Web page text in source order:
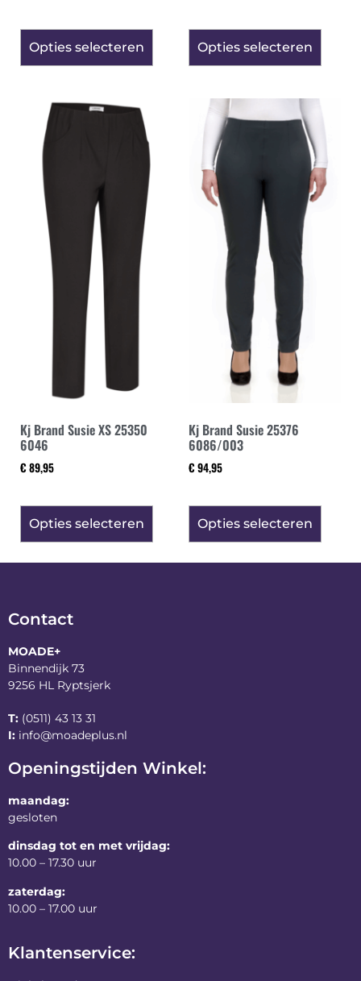
Opties selecteren Opties selecteren
Kj Brand Susie XS 25350
6046
€ 89,95
Opties selecteren
Kj Brand Susie 25376
6086/003
€ 94,95
Opties selecteren
Contact
MOADE+
Binnendijk 73
9256 HL Ryptsjerk
T: (0511) 43 13 31
I: info@moadeplus.nl
Openingstijden Winkel:
maandag:
gesloten
dinsdag tot en met vrijdag:
10.00 – 17.30 uur
zaterdag:
10.00 – 17.00 uur
Klantenservice: